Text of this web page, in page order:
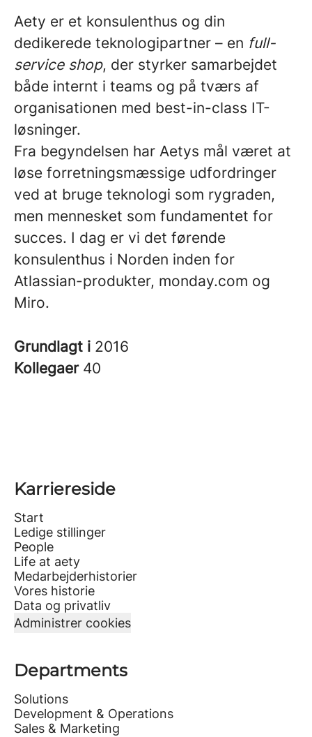
Aety er et konsulenthus og din
dedikerede teknologipartner – en full-
service shop, der styrker samarbejdet
både internt i teams og på tværs af
organisationen med best-in-class IT-
løsninger.
Fra begyndelsen har Aetys mål været at
løse forretningsmæssige udfordringer
ved at bruge teknologi som rygraden,
men mennesket som fundamentet for
succes. I dag er vi det førende
konsulenthus i Norden inden for
Atlassian-produkter, monday.com og
Miro.
Grundlagt i 2016
Kollegaer 40
Karriereside
Start
Ledige stillinger
People
Life at aety
Medarbejderhistorier
Vores historie
Data og privatliv
Administrer cookies
Departments
Solutions
Development & Operations
Sales & Marketing